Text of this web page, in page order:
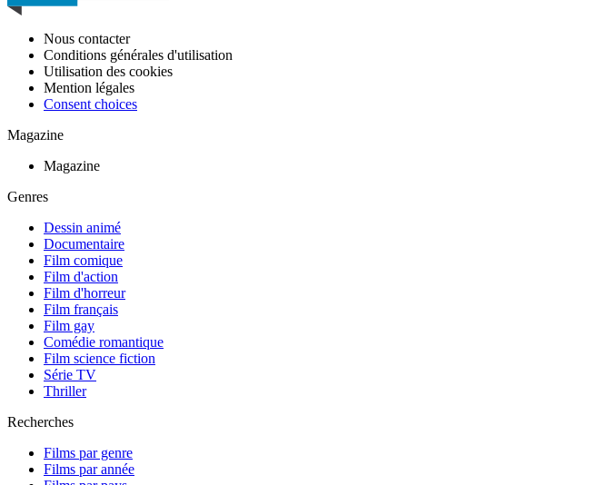
Nous contacter
Conditions générales d'utilisation
Utilisation des cookies
Mention légales
Consent choices
Magazine
Magazine
Genres
Dessin animé
Documentaire
Film comique
Film d'action
Film d'horreur
Film français
Film gay
Comédie romantique
Film science fiction
Série TV
Thriller
Recherches
Films par genre
Films par année